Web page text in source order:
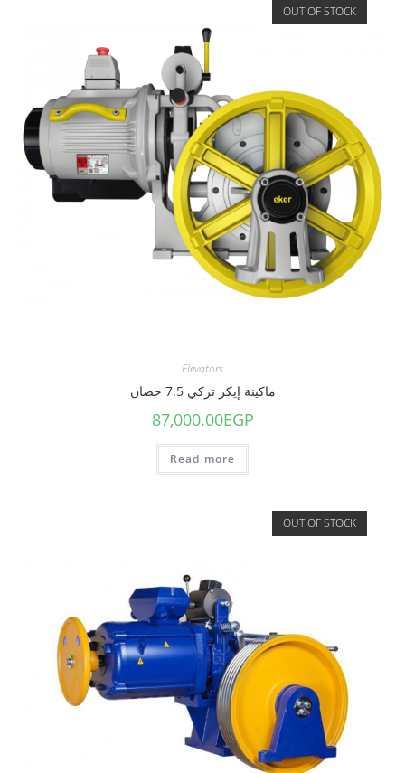
OUT OF STOCK
Elevators
ماكينة إيكر تركي 7.5 حصان
87,000.00EGP
Read more
OUT OF STOCK